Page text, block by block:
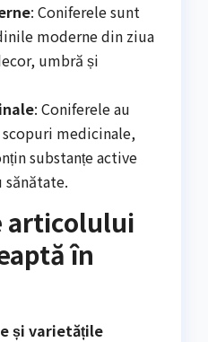
: Coniferele sunt
moderne din ziua
umbră și
: Coniferele au
medicinale,
substanțe active
sănătate.
articolului
în
și varietățile